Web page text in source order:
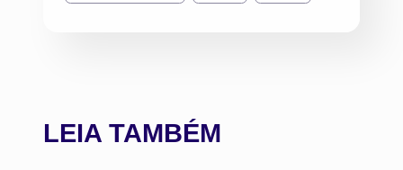
LEIA TAMBÉM